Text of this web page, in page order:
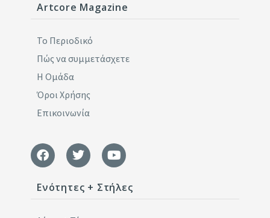
Artcore Magazine
Το Περιοδικό
Πώς να συμμετάσχετε
Η Ομάδα
Όροι Χρήσης
Επικοινωνία
Ενότητες + Στήλες